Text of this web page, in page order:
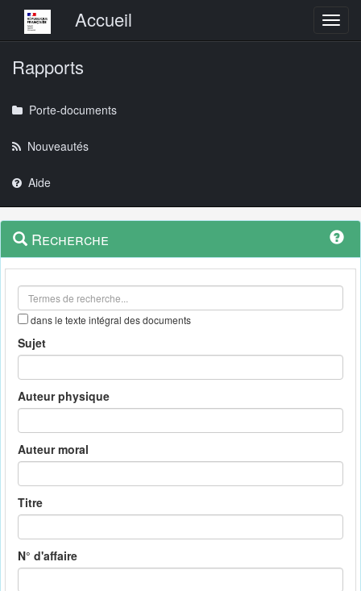
Menu principalAccueil
Rapports
Porte-documents
Nouveautés
Aide
Navigation
outils
Menu
contextuel
Recherche
dans le texte intégral des documents
Sujet
Auteur physique
Auteur moral
Titre
N° d'affaire